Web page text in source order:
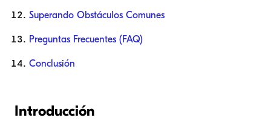
Superando Obstáculos Comunes
Preguntas Frecuentes (FAQ)
Conclusión
Introducción